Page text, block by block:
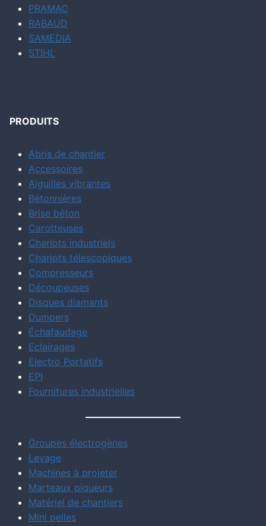
PRAMAC
RABAUD
SAMEDIA
STIHL
PRODUITS
Abris de chantier
Accessoires
Aiguilles vibrantes
Bétonnières
Brise béton
Carotteuses
Chariots industriels
Chariots télescopiques
Compresseurs
Découpeuses
Disques diamants
Dumpers
Échafaudage
Eclairages
Electro Portatifs
EPI
Fournitures industrielles
Groupes électrogènes
Levage
Machines à projeter
Marteaux piqueurs
Matériel de chantiers
Mini pelles